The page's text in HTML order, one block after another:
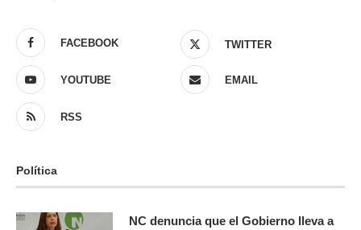
FACEBOOK TWITTER
YOUTUBE EMAIL
RSS
Política
NC denuncia que el Gobierno lleva a